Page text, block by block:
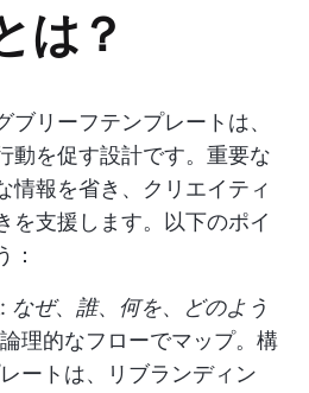
は？
リーフテンプレートは、
動を促す設計です。重要な
情報を省き、クリエイティ
を支援します。以下のポイ
：
: なぜ、 誰、 何を、
どのよう
理的なフローでマップ。構
ートは、リブランディン